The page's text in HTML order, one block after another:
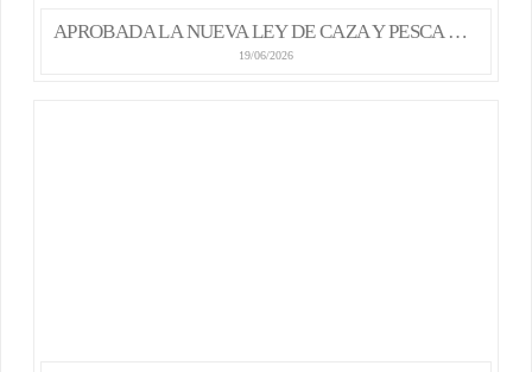
APROBADA LA NUEVA LEY DE CAZA Y PESCA DE LA COMUNIDAD DE MADRID
19/06/2026